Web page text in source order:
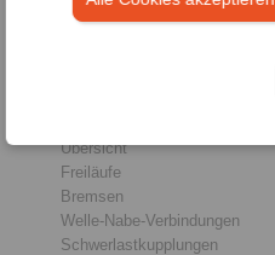
Übersicht
Freiläufe
Bremsen
Welle-Nabe-Verbindungen
Schwerlastkupplungen